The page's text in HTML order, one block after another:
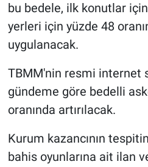
bu bedele, ilk konutlar
yerleri için yüzde 48
uygulanacak.
TBMM'nin resmi internet
gündeme göre bedelli
oranında artırılacak.
Kurum kazancının
bahis oyunlarına ait ilan